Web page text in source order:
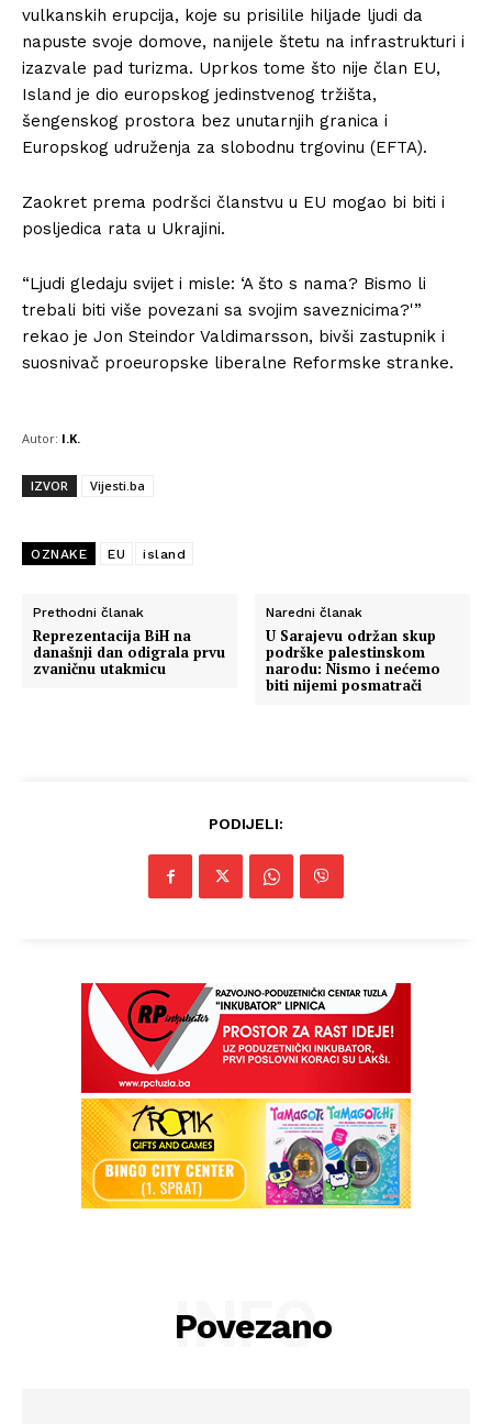
vulkanskih erupcija, koje su prisilile hiljade ljudi da
napuste svoje domove, nanijele štetu na infrastrukturi i
izazvale pad turizma. Uprkos tome što nije član EU,
Island je dio europskog jedinstvenog tržišta,
šengenskog prostora bez unutarnjih granica i
Europskog udruženja za slobodnu trgovinu (EFTA).
Zaokret prema podršci članstvu u EU mogao bi biti i
posljedica rata u Ukrajini.
“Ljudi gledaju svijet i misle: ‘A što s nama? Bismo li
trebali biti više povezani sa svojim saveznicima?'”
rekao je Jon Steindor Valdimarsson, bivši zastupnik i
suosnivač proeuropske liberalne Reformske stranke.
Autor: I.K.
IZVOR Vijesti.ba
OZNAKE EU island
Prethodni članak
Reprezentacija BiH na
današnji dan odigrala prvu
zvaničnu utakmicu
Naredni članak
U Sarajevu održan skup
podrške palestinskom
narodu: Nismo i nećemo
biti nijemi posmatrači
PODIJELI:
Povezano
INFO